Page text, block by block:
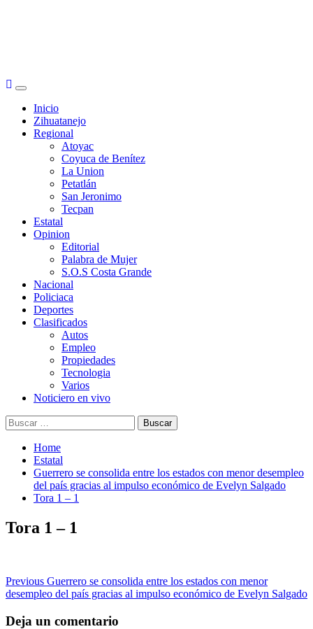
Primary
MenuInicio
Zihuatanejo
Regional
Atoyac
Coyuca de Benítez
La Union
Petatlán
San Jeronimo
Tecpan
Estatal
Opinion
Editorial
Palabra de Mujer
S.O.S Costa Grande
Nacional
Policiaca
Deportes
Clasificados
Autos
Empleo
Propiedades
Tecnologia
Varios
Noticiero en vivo
Buscar:
Home
Estatal
Guerrero se consolida entre los estados con menor desempleo
del país gracias al impulso económico de Evelyn Salgado
Tora 1 – 1
Tora 1 – 1
Post
navigation
Previous Guerrero se consolida entre los estados con menor
desempleo del país gracias al impulso económico de Evelyn Salgado
Deja un comentario